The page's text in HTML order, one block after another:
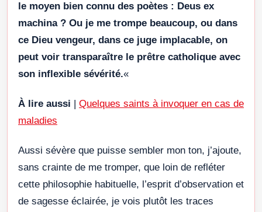
le moyen bien connu des poètes : Deus ex
machina ? Ou je me trompe beaucoup, ou dans
ce Dieu vengeur, dans ce juge implacable, on
peut voir transparaître le prêtre catholique avec
son inflexible sévérité.«
À lire aussi
Quelques saints à invoquer en cas de
maladies
Aussi sévère que puisse sembler mon ton, j’ajoute,
sans crainte de me tromper, que loin de refléter
cette philosophie habituelle, l’esprit d’observation et
de sagesse éclairée, je vois plutôt les traces